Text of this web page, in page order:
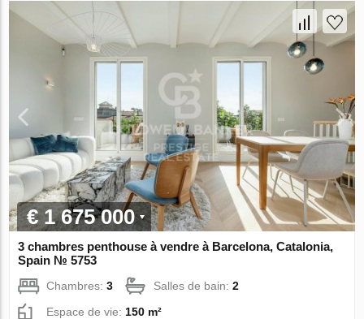
€ 1 675 000
3 chambres penthouse à vendre à Barcelona, Catalonia,
Spain № 5753
Chambres:3 Salles de bain:2
Espace de vie: 150 m²